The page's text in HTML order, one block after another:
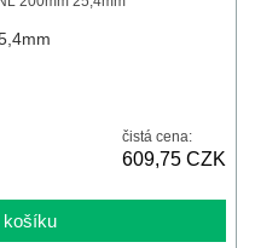
čistá cena:
609,75 CZK
košíku